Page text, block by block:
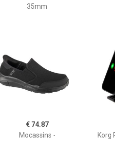
35mm
€ 74.87
Mocassins -
Korg